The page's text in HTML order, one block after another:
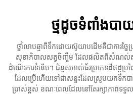
ថ្មដូចទំពាំងប
ថ្នាំលាបឆ្មាពីទឹកដោយស៊ូយាបដើមគឺជាការច្
សុខាភិបាលសត្វចិញ្ចឹម ដែលផលិតពីសំណល់
ដំណើរការទំនើប។ ជំនួសអាល់ធ័រប្រភេទដីឥដ្ឋប្
ដែលប្រើហើយទៅជាសន្ទះដែលស្រូបយកទឹកបា
ប្រាស់ខ្ពស់ ខណៈពេលដែលនៅតែរក្សាភាពទទួល